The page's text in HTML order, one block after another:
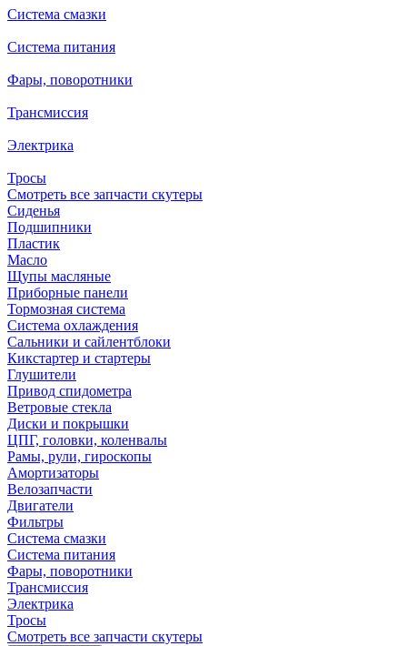
Система смазки
Система питания
Фары, поворотники
Трансмиссия
Электрика
Тросы
Смотреть все запчасти скутеры
Сиденья
Подшипники
Пластик
Масло
Щупы масляные
Приборные панели
Тормозная система
Система охлаждения
Сальники и сайлентблоки
Кикстартер и стартеры
Глушители
Привод спидометра
Ветровые стекла
Диски и покрышки
ЦПГ, головки, коленвалы
Рамы, рули, гироскопы
Амортизаторы
Велозапчасти
Двигатели
Фильтры
Система смазки
Система питания
Фары, поворотники
Трансмиссия
Электрика
Тросы
Смотреть все запчасти скутеры